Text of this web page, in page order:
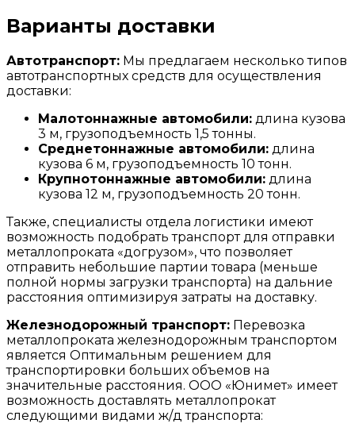
Варианты доставки
Автотранспорт: Мы предлагаем несколько типов
автотранспортных средств для осуществления
доставки:
Малотоннажные автомобили: длина кузова
3 м, грузоподъемность 1,5 тонны.
Среднетоннажные автомобили: длина
кузова 6 м, грузоподъемность 10 тонн.
Крупнотоннажные автомобили: длина
кузова 12 м, грузоподъемность 20 тонн.
Также, специалисты отдела логистики имеют
возможность подобрать транспорт для отправки
металлопроката «догрузом», что позволяет
отправить небольшие партии товара (меньше
полной нормы загрузки транспорта) на дальние
расстояния оптимизируя затраты на доставку.
Железнодорожный транспорт: Перевозка
металлопроката железнодорожным транспортом
является Оптимальным решением для
транспортировки больших объемов на
значительные расстояния. ООО «Юнимет» имеет
возможность доставлять металлопрокат
следующими видами ж/д транспорта: